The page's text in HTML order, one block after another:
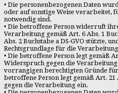
• Die personenbezogenen Daten
oder auf sonstige Weise verarbeitet,
notwendig sind.
• Die betroffene Person widerruft
Verarbeitung gemäß Art. 6 Abs. 1
Abs. 2 Buchstabe a DS-GVO stützte,
Rechtsgrundlage für die
• Die betroffene Person legt gemäß
Widerspruch gegen die Verarbeitung
vorrangigen berechtigten Gründe
betroffene Person legt gemäß Art. 21
gegen die Verarbeitung ein.